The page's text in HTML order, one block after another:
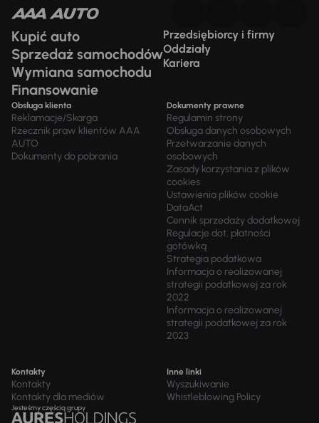
Kupić auto
Sprzedaż samochodów
Wymiana samochodu
Finansowanie
Przedsiębiorcy i firmy
Oddziały
Kariera
Obsługa klienta
Reklamacje/Skarga
Rzecznik praw klientów AAA
AUTO
Dokumenty do pobrania
Dokumenty prawne
Regulamin strony
Obsługa danych osobowych
Przetwarzanie danych
osobowych
Zasady korzystania z plików
cookies
Ustawienia plików cookie
DataAct
Cennik sprzedaży dodatkowej
Regulacje dot. płatności
gotówką
Strategia podatkowa
Informacja o realizowanej
strategii podatkowej za rok
2022
Informacja o realizowanej
strategii podatkowej za rok
2023
Kontakty
Kontakty
Kontakty dla mediów
Inne linki
Wyszukiwanie
Whistleblowing Policy
Jesteśmy częścią grupy